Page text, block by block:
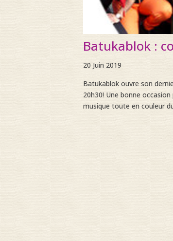
Batukablok :
20 Juin 2019
Batukablok ouvre son
20h30! Une bonne
musique toute en couleur